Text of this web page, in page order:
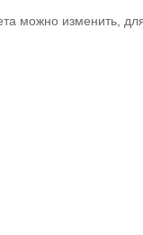
можно изменить,